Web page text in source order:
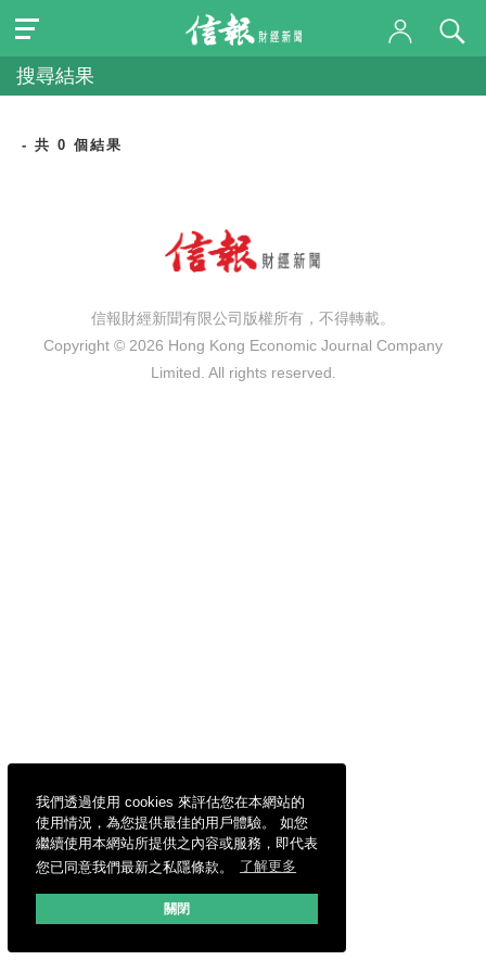
我們透過使用 cookies 來評估您在本網站的
使用情況，為您提供最佳的用戶體驗。 如您
繼續使用本網站所提供之內容或服務，即代表
您已同意我們最新之私隱條款。
了解更多
關閉
搜尋結果
- 共 0 個結果
信報財經新聞有限公司版權所有，不得轉載。
Copyright © 2026 Hong Kong Economic Journal Company
Limited. All rights reserved.